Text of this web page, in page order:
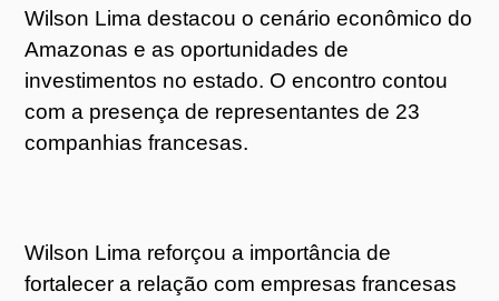
Wilson Lima destacou o cenário econômico do
Amazonas e as oportunidades de
investimentos no estado. O encontro contou
com a presença de representantes de 23
companhias francesas.
Wilson Lima reforçou a importância de
fortalecer a relação com empresas francesas